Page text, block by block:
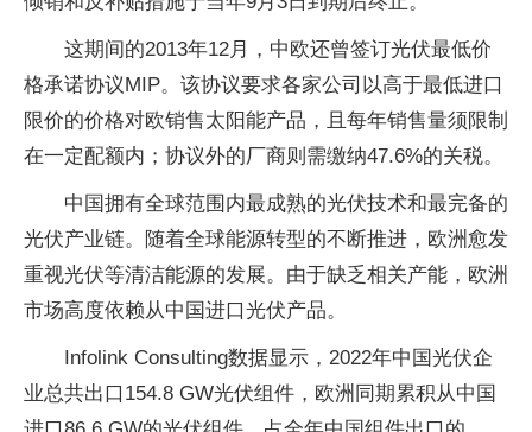
这期间的2013年12月，中欧还曾签订光伏最低价
格承诺协议MIP。该协议要求各家公司以高于最低进口
限价的价格对欧销售太阳能产品，且每年销售量须限制
在一定配额内；协议外的厂商则需缴纳47.6%的关税。
中国拥有全球范围内最成熟的光伏技术和最完备的
光伏产业链。随着全球能源转型的不断推进，欧洲愈发
重视光伏等清洁能源的发展。由于缺乏相关产能，欧洲
市场高度依赖从中国进口光伏产品。
Infolink Consulting数据显示，2022年中国光伏企
业总共出口154.8 GW光伏组件，欧洲同期累积从中国